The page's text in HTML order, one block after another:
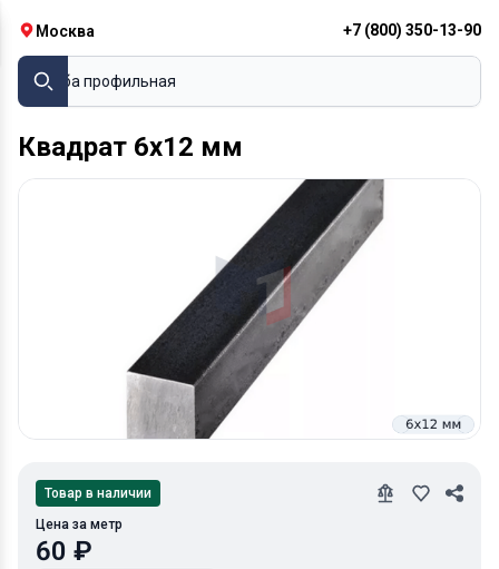
Москва +7 (800) 350-13-90
Труба профильная
Квадрат 6х12 мм
Товар в наличии
Цена за метр
60 ₽